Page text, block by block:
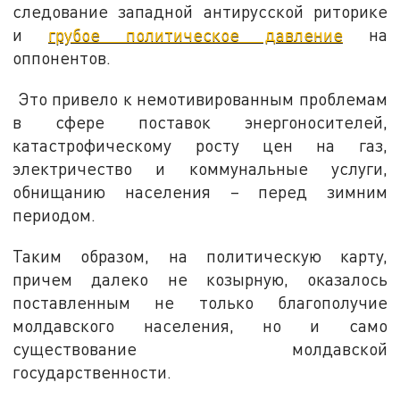
следование западной антирусской риторике
и грубое политическое давлениена
оппонентов.
Это привело к немотивированным проблемам
в сфере поставок энергоносителей,
катастрофическому росту цен на газ,
электричество и коммунальные услуги,
обнищанию населения – перед зимним
периодом.
Таким образом, на политическую карту,
причем далеко не козырную, оказалось
поставленным не только благополучие
молдавского населения, но и само
существование молдавской
государственности.